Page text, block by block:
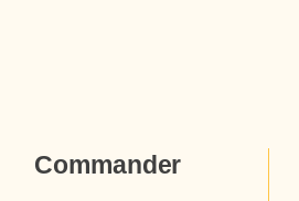
Commander